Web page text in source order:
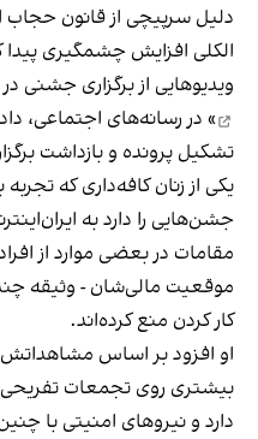
دلیل سرپیچی از قانون
الکلی افزایش چشمگیری پیدا
ویدیوهایی از برگزاری جشنی
» در رسانه‌های اجتماعی،
تشکیل پرونده و بازداشت
یکی از زنان کافه‌داری که
جشن‌هایی را دارد به
مقامات در بعضی موارد از
موقعیت مالی‌شان - وثیقه چند
کار کردن منع کرده‌اند.
او افزود بر اساس
بیشتری روی تجمعات
دارد و نیروهای امنیتی با